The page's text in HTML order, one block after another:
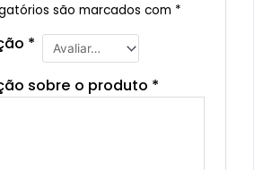
são marcados com *
*
sobre o produto *